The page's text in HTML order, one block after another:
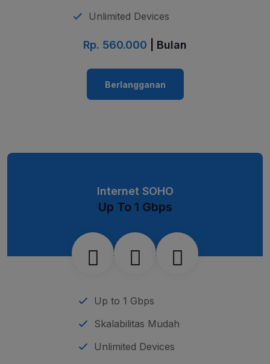
Unlimited Devices
Rp. 560.000 | Bulan
Berlangganan
Internet SOHO
Up To 1 Gbps
Up to 1 Gbps
Skalabilitas Mudah
Unlimited Devices